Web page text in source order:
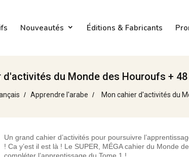
Nouveautés Éditions & Fabricants
d'activités du Monde des Houroufs +
Apprendre l'arabe Mon cahier d'activités du
Un grand cahier d’activités pour poursuivre
! Ca y’est il est là ! Le SUPER, MÉGA cahier du Monde